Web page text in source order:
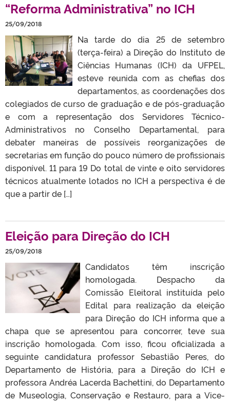
“Reforma Administrativa” no ICH
25/09/2018
Na tarde do dia 25 de setembro
(terça-feira) a Direção do Instituto de
Ciências Humanas (ICH) da UFPEL,
esteve reunida com as chefias dos
departamentos, as coordenações dos
colegiados de curso de graduação e de pós-graduação
e com a representação dos Servidores Técnico-
Administrativos no Conselho Departamental, para
debater maneiras de possíveis reorganizações de
secretarias em função do pouco número de profissionais
disponível. 11 para 19 Do total de vinte e oito servidores
técnicos atualmente lotados no ICH a perspectiva é de
que a partir de […]
Eleição para Direção do ICH
25/09/2018
Candidatos têm inscrição
homologada. Despacho da
Comissão Eleitoral instituída pelo
Edital para realização da eleição
para Direção do ICH informa que a
chapa que se apresentou para concorrer, teve sua
inscrição homologada. Com isso, ficou oficializada a
seguinte candidatura professor Sebastião Peres, do
Departamento de História, para a Direção do ICH e
professora Andréa Lacerda Bachettini, do Departamento
de Museologia, Conservação e Restauro, para a Vice-